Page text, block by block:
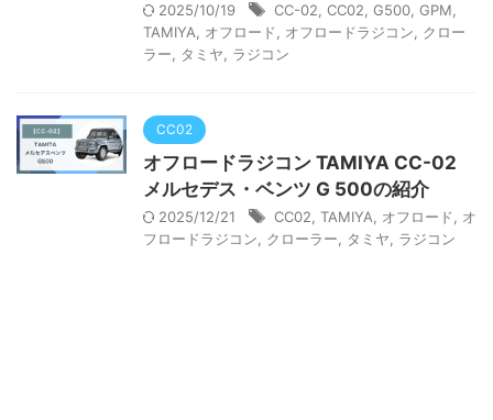
2025/10/19 CC-02 CC02 G500 GPM
TAMIYA
オフロード オフロードラジコン
クロー
ラー
タミヤ ラジコン
CC02
オフロードラジコン TAMIYA CC-02
メルセデス・ベンツ G 500の紹介
2025/12/21 CC02 TAMIYA オフロード
オ
フロードラジコン
クローラー タミヤ ラジコン